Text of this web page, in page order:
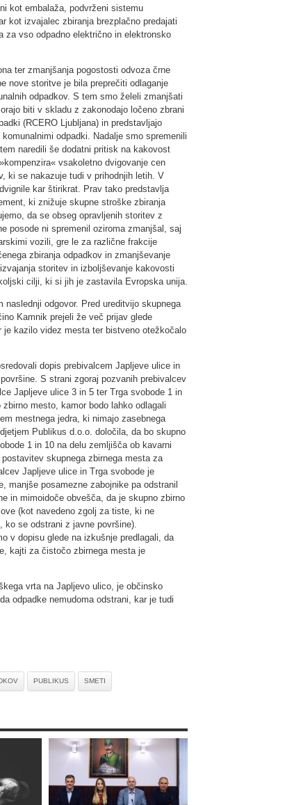
kot embalaža, podvrženi sistemu
kot izvajalec zbiranja brezplačno predajati
za vso odpadno električno in elektronsko
ter zmanjšanja pogostosti odvoza črne
nove storitve je bila preprečiti odlaganje
odpadkov. S tem smo želeli zmanjšati
biti v skladu z zakonodajo ločeno zbrani
(RCERO Ljubljana) in predstavljajo
odpadki. Nadalje smo spremenili
naredili še dodatni pritisk na kakovost
vsakoletno dvigovanje cen
ki se nakazuje tudi v prihodnjih letih. V
kar štirikrat. Prav tako predstavlja
ki znižuje skupne stroške zbiranja
da se obseg opravljenih storitev z
posode ni spremenil oziroma zmanjšal, saj
vozili, gre le za različne frakcije
zbiranja odpadkov in zmanjševanje
storitev in izboljševanje kakovosti
cilji, ki si jih je zastavila Evropska unija.
odgovor. Pred ureditvijo skupnega
Kamnik prejeli že več prijav glede
kazilo videz mesta ter bistveno otežkočalo
dopis prebivalcem Japljeve ulice in
S strani zgoraj pozvanih prebivalcev
Japljeve ulice 3 in 5 ter Trga svobode 1 in
mesto, kamor bodo lahko odlagali
mestnega jedra, ki nimajo zasebnega
Publikus d.o.o. določila, da bo skupno
1 in 10 na delu zemljišča ob kavarni
skupnega zbirnega mesta za
Japljeve ulice in Trga svobode je
manjše posamezne zabojnike pa odstranil
in mimoidoče obvešča, da je skupno zbirno
(kot navedeno zgolj za tiste, ki ne
ko se odstrani z javne površine).
v dopisu glede na izkušnje predlagali, da
kajti za čistočo zbirnega mesta je
vrta na Japljevo ulico, je občinsko
odpadke nemudoma odstrani, kar je tudi
PUBLIKUS SMETI